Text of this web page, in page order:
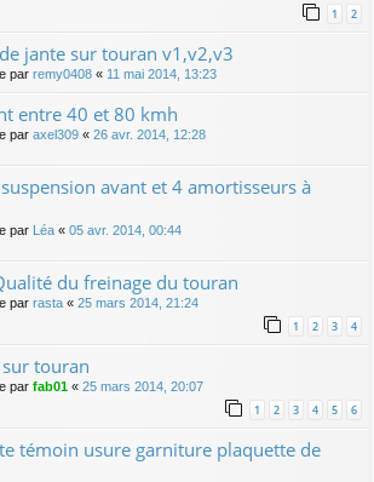
1 2
jante sur touran v1,v2,v3
par remy0408 « 11 mai 2014, 13:23
entre 40 et 80 kmh
par axel309 « 26 avr. 2014, 12:28
avant et 4 amortisseurs à
par Léa « 05 avr. 2014, 00:44
du freinage du touran
par rasta « 25 mars 2014, 21:24
1 2 3 4
touran
par fab01 « 25 mars 2014, 20:07
1 2 3 4 5 6
témoin usure garniture plaquette de